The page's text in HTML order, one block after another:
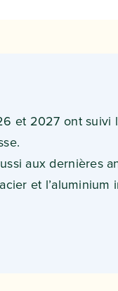
et 2027 ont suivi
aux dernières
et l’aluminium